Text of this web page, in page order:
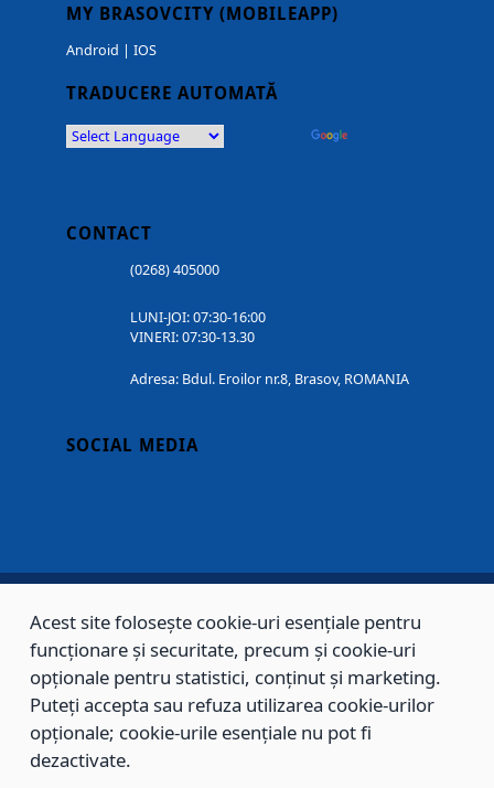
MY BRASOVCITY (MOBILEAPP)
Android | IOS
TRADUCERE AUTOMATĂ
CONTACT
(0268) 405000
LUNI-JOI: 07:30-16:00
VINERI: 07:30-13.30
Adresa: Bdul. Eroilor nr.8, Brasov, ROMANIA
SOCIAL MEDIA
Copyright © 2002 - 2026 - PRIMĂRIA MUNICIPIULUI BRAȘOV, toate drepturile
rezervate.
Sitemap Contact
Acest site folosește cookie-uri esențiale pentru
funcționare și securitate, precum și cookie-uri
opționale pentru statistici, conținut și marketing.
Puteți accepta sau refuza utilizarea cookie-urilor
opționale; cookie-urile esențiale nu pot fi
dezactivate.